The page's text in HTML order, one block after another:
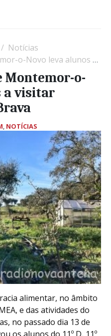
Notícias
alunos a visitar projeto da Erva Brava
Montemor-o-
a visitar
, NOTÍCIAS
alimentar, no âmbito
e das atividades do
no passado dia 13 de